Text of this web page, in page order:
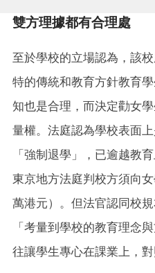
雙方理據都有合理處
至於學校的立場認為，該
特的傳統和教育方針教育
知也是合理，而決定勸女
量權。法庭認為學校表面
「強制退學」，已逾越教
東京地方法庭判校方須向
萬港元）。但法官認同校
「考量到學校的教育理念
往讓學生專心在課業上，